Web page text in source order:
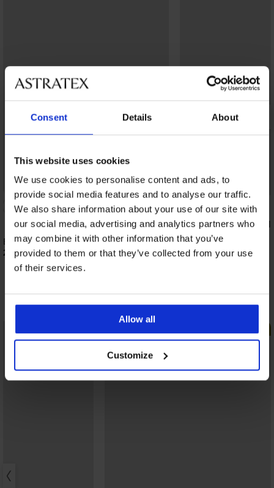
Consent Details About
This website uses cookies
We use cookies to personalise content and ads, to
provide social media features and to analyse our traffic.
We also share information about your use of our site with
our social media, advertising and analytics partners who
may combine it with other information that you’ve
provided to them or that they’ve collected from your use
of their services.
Allow all
Customize
Bestseller
5
Biustonosz Spacer 3D Lady Grace New
222,99 zł
Bestseller
Biustonosz Spacer
185,99 zł
Odkryj podobne produkty